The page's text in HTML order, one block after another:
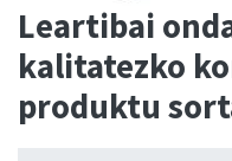
Leartibai
kalitatezko
produktu